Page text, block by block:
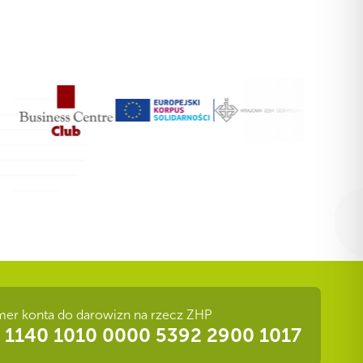
konta do darowizn na rzecz ZHP
1140 1010 0000 5392 2900 1017